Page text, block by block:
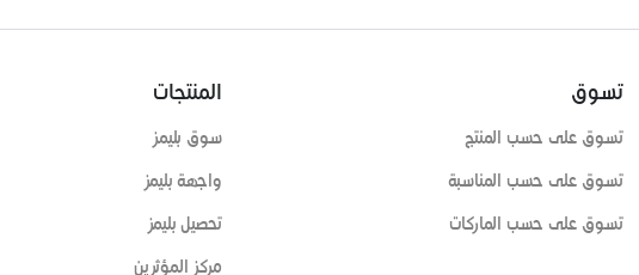
تسوق
تسوق على حسب المنتج
تسوق على حسب المناسبة
تسوق على حسب الماركات
المنتجات
سوق بليمز
واجهة بليمز
تحصيل بليمز
مركز المؤثرين